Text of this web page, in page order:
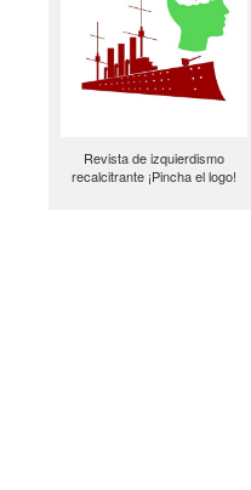
Revista de izquierdismo
recalcitrante ¡Pincha el logo!